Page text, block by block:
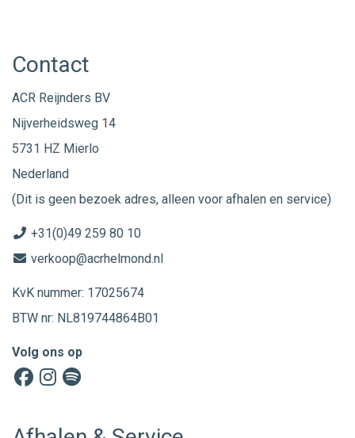
Contact
ACR Reijnders BV
Nijverheidsweg 14
5731 HZ Mierlo
Nederland
(Dit is geen bezoek adres, alleen voor afhalen en service)
+31(0)49 259 80 10
verkoop@acrhelmond.nl
KvK nummer: 17025674
BTW nr: NL819744864B01
Volg ons op